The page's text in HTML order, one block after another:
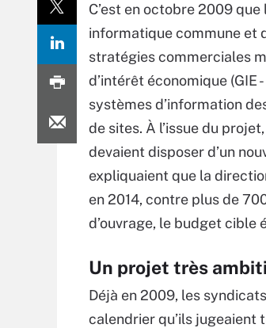
C’est en octobre 2009
informatique commune et
stratégies commerciales
d’intérêt économique (GIE
systèmes d’information
de sites. À l’issue du
devaient disposer d’un
expliquaient que la
en 2014, contre plus de
d’ouvrage, le budget cible
Un projet très
Déjà en 2009, les
calendrier qu’ils jugeaient